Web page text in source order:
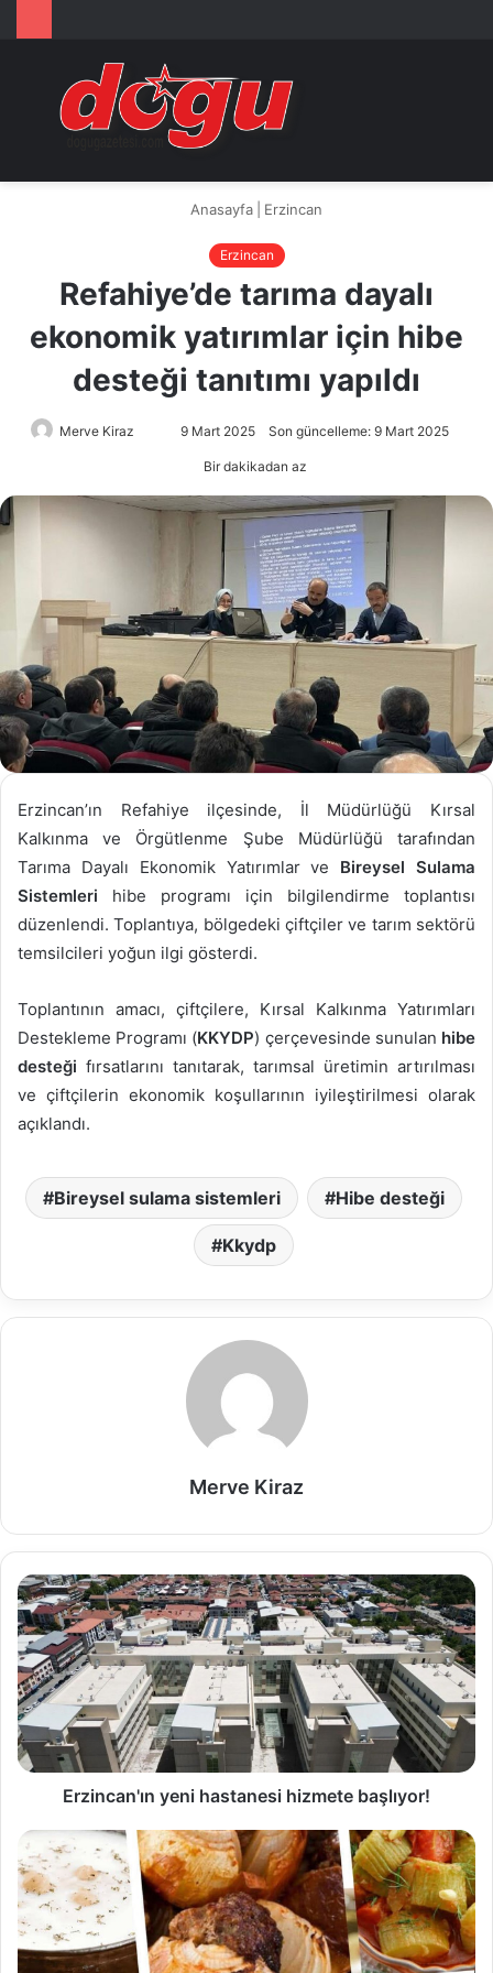
Arama
...
Anasayfa Erzincan
Erzincan
Refahiye’de tarıma dayalı
ekonomik yatırımlar için hibe
desteği tanıtımı yapıldı
Merve Kiraz
göndermek
9 Mart 2025 Son güncelleme: 9 Mart 2025
Bir dakikadan az
Erzincan’ın Refahiye ilçesinde, İl Müdürlüğü Kırsal
Kalkınma ve Örgütlenme Şube Müdürlüğü tarafından
Tarıma Dayalı Ekonomik Yatırımlar ve Bireysel Sulama
Sistemleri hibe programı için bilgilendirme toplantısı
düzenlendi. Toplantıya, bölgedeki çiftçiler ve tarım sektörü
temsilcileri yoğun ilgi gösterdi.
Toplantının amacı, çiftçilere, Kırsal Kalkınma Yatırımları
Destekleme Programı (KKYDP) çerçevesinde sunulan hibe
desteği fırsatlarını tanıtarak, tarımsal üretimin artırılması
ve çiftçilerin ekonomik koşullarının iyileştirilmesi olarak
açıklandı.
Bireysel sulama sistemleri Hibe desteği
Kkydp
Merve Kiraz
Erzincan'ın yeni hastanesi hizmete başlıyor!